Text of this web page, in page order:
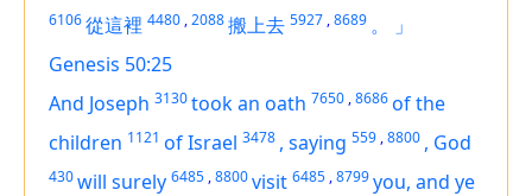
6106從這裡 4480 ,2088搬上去 5927 ,8689 。
」
Genesis 50:25
And Joseph 3130took an oath 7650 ,8686of the
children 1121 of Israel 3478 , saying 559 ,8800 , God
430will surely 6485 ,8800visit 6485 ,8799you, and ye